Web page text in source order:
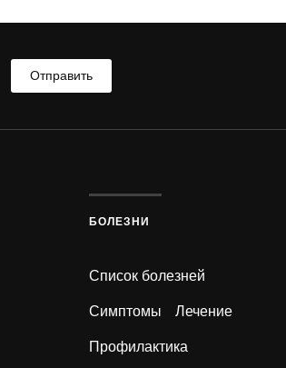
Отправить
БОЛЕЗНИ
Список болезней
Симптомы Лечение
Профилактика